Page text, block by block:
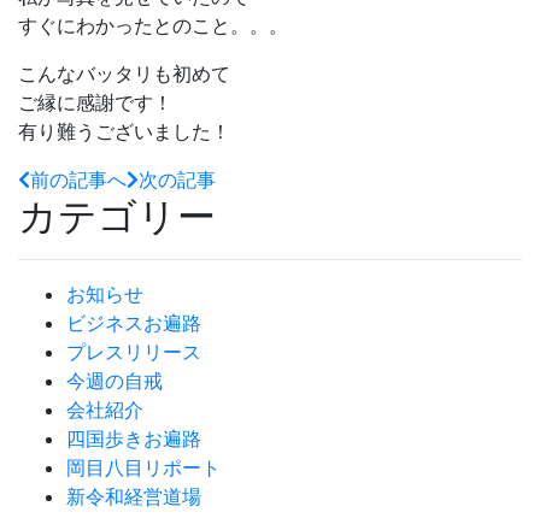
すぐにわかったとのこと。。。
こんなバッタリも初めて
ご縁に感謝です！
有り難うございました！
前の記事へ 次の記事
カテゴリー
お知らせ
ビジネスお遍路
プレスリリース
今週の自戒
会社紹介
四国歩きお遍路
岡目八目リポート
新令和経営道場